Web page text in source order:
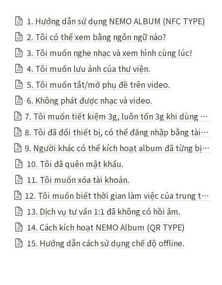
1. Hướng dẫn sử dụng NEMO ALBUM (NFC TYPE)
2. Tôi có thể xem bằng ngôn ngữ nào?
3. Tôi muốn nghe nhạc và xem hình cùng lúc!
4. Tôi muốn lưu ảnh của thư viện.
5. Tôi muốn tắt/mở phụ đề trên video.
6. Không phát được nhạc và video.
7. Tôi muốn tiết kiệm 3g, luôn tốn 3g khi dùng ứng dụng sao
8. Tôi đã đổi thiết bị, có thể đăng nhập bằng tài khoản có sẵn không?
9. Người khác có thể kích hoạt album đã từng bị kích hoạt hay không?
10. Tôi đã quên mật khẩu.
11. Tôi muốn xóa tài khoản.
12. Tôi muốn biết thời gian làm việc của trung tâm tư vấn khách hàng.
13. Dịch vụ tư vấn 1:1 đã không có hồi âm.
14. Cách kích hoạt NEMO Album (QR TYPE)
15. Hướng dẫn cách sử dụng chế độ offline.